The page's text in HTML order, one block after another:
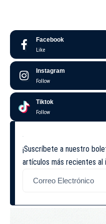
Facebook
Like
Instagram
Follow
Tiktok
Follow
¡Suscríbete a nuestro
artículos más recientes al